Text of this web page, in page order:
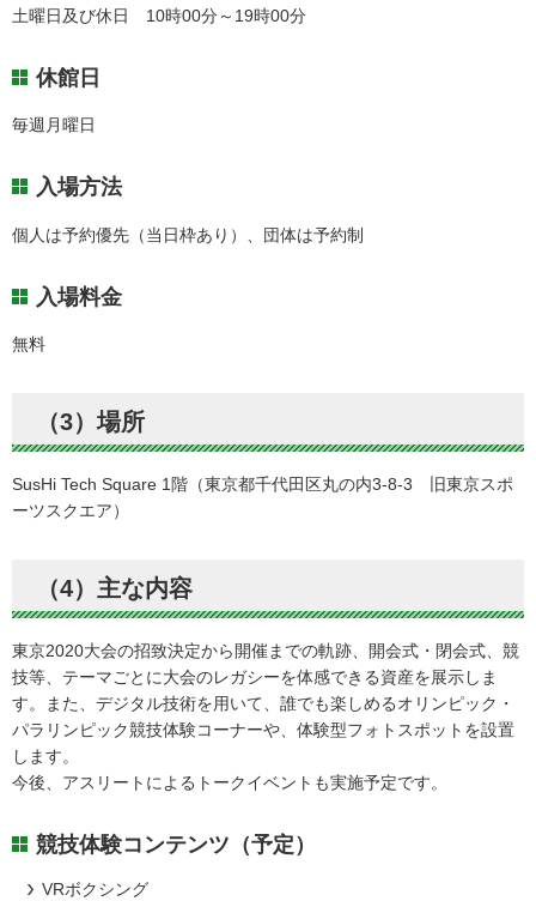
土曜日及び休日 10時00分～19時00分
休館日
毎週月曜日
入場方法
個人は予約優先（当日枠あり）、団体は予約制
入場料金
無料
（3）場所
SusHi Tech Square 1階（東京都千代田区丸の内3-8-3 旧東京スポ
ーツスクエア）
（4）主な内容
東京2020大会の招致決定から開催までの軌跡、開会式・閉会式、競
技等、テーマごとに大会のレガシーを体感できる資産を展示しま
す。また、デジタル技術を用いて、誰でも楽しめるオリンピック・
パラリンピック競技体験コーナーや、体験型フォトスポットを設置
します。
今後、アスリートによるトークイベントも実施予定です。
競技体験コンテンツ（予定）
VRボクシング